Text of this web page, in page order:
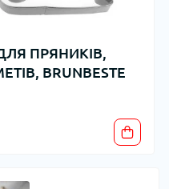
ПРЯНИКІВ,
BRUNBESTE